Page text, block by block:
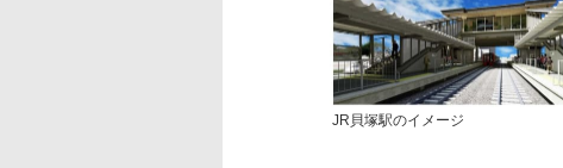
JR貝塚駅のイメージ